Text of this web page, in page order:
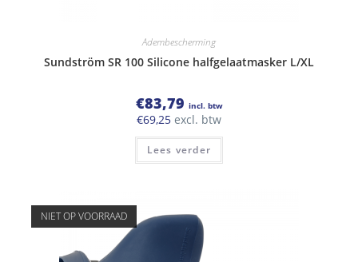
Adembescherming
Sundström SR 100 Silicone halfgelaatmasker L/XL
€83,79 incl. btw
€69,25 excl. btw
Lees verder
NIET OP VOORRAAD